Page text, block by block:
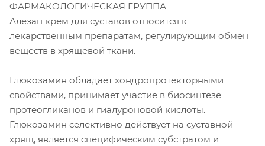
ФАРМАКОЛОГИЧЕСКАЯ ГРУППА
Алезан крем для суставов относится к
лекарственным препаратам, регулирующим обмен
веществ в хрящевой ткани.
Глюкозамин обладает хондропротекторными
свойствами, принимает участие в биосинтезе
протеогликанов и гиалуроновой кислоты.
Глюкозамин селективно действует на суставной
хрящ, является специфическим субстратом и